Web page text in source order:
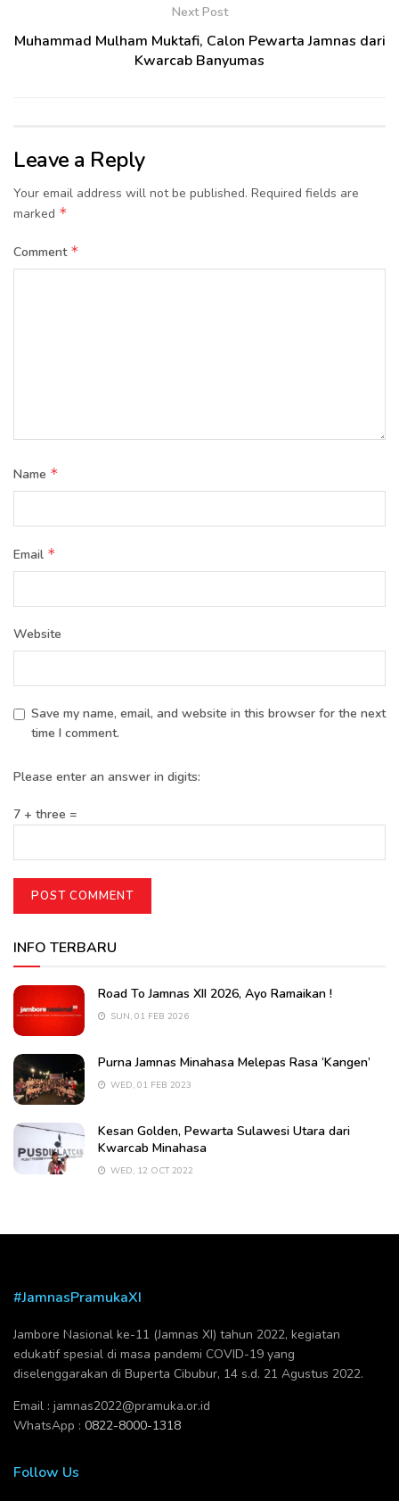
Next Post
Muhammad Mulham Muktafi, Calon Pewarta Jamnas dari
Kwarcab Banyumas
Leave a Reply
Your email address will not be published. Required fields are
marked *
Comment *
Name *
Email *
Website
Save my name, email, and website in this browser for the next
time I comment.
Please enter an answer in digits:
7 + three =
INFO TERBARU
Road To Jamnas XII 2026, Ayo Ramaikan !
SUN, 01 FEB 2026
Purna Jamnas Minahasa Melepas Rasa ‘Kangen’
WED, 01 FEB 2023
Kesan Golden, Pewarta Sulawesi Utara dari
Kwarcab Minahasa
WED, 12 OCT 2022
#JamnasPramukaXI
Jambore Nasional ke-11 (Jamnas XI) tahun 2022, kegiatan
edukatif spesial di masa pandemi COVID-19 yang
diselenggarakan di Buperta Cibubur, 14 s.d. 21 Agustus 2022.
Email : jamnas2022@pramuka.or.id
WhatsApp : 0822-8000-1318
Follow Us